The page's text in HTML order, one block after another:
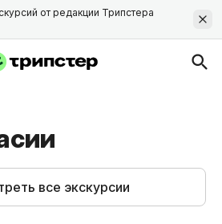
от редакции Трипстера
все экскурсии